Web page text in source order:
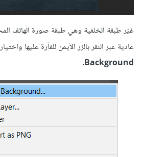
غيّر طبقة الخلفية وهي طبقة صورة الهاتف
عادية عبر النقر بالزر الأيمن للفأرة عليها واختيار
Background
.